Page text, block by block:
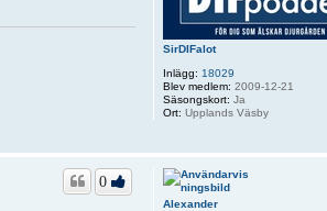
SirDIFalot
Inlägg: 18029
Blev medlem: 2009-12-21
Säsongskort: Ja
Ort: Upplands Väsby
Alexander
0